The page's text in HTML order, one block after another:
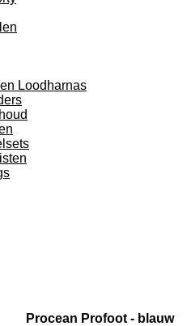
Loodharnas
Procean Profoot - blauw